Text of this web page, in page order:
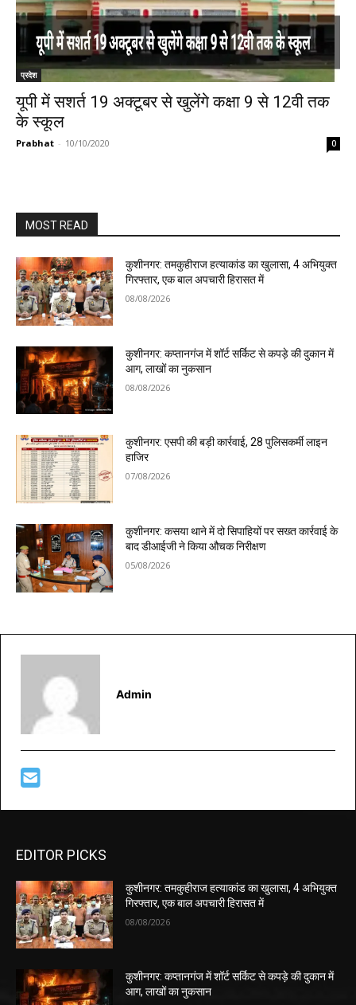
प्रदेश
यूपी में सशर्त 19 अक्टूबर से खुलेंगे कक्षा 9 से 12वी तक
के स्कूल
Prabhat - 10/10/2020 0
MOST READ
कुशीनगर: तमकुहीराज हत्याकांड का खुलासा, 4 अभियुक्त
गिरफ्तार, एक बाल अपचारी हिरासत में
08/08/2026
कुशीनगर: कप्तानगंज में शॉर्ट सर्किट से कपड़े की दुकान में
आग, लाखों का नुकसान
08/08/2026
कुशीनगर: एसपी की बड़ी कार्रवाई, 28 पुलिसकर्मी लाइन
हाजिर
07/08/2026
कुशीनगर: कसया थाने में दो सिपाहियों पर सख्त कार्रवाई के
बाद डीआईजी ने किया औचक निरीक्षण
05/08/2026
Admin
EDITOR PICKS
कुशीनगर: तमकुहीराज हत्याकांड का खुलासा, 4 अभियुक्त
गिरफ्तार, एक बाल अपचारी हिरासत में
08/08/2026
कुशीनगर: कप्तानगंज में शॉर्ट सर्किट से कपड़े की दुकान में
आग, लाखों का नुकसान